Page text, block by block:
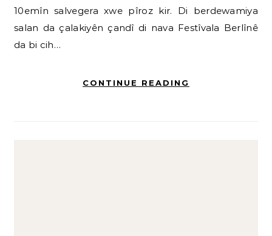
10emîn salvegera xwe pîroz kir. Di berdewamiya
salan da çalakiyên çandî di nava Festîvala Berlînê
da bi cih…
CONTINUE READING